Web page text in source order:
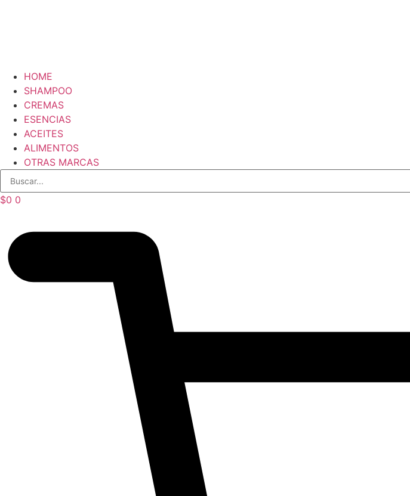
HOME
SHAMPOO
CREMAS
ESENCIAS
ACEITES
ALIMENTOS
OTRAS MARCAS
$0 0